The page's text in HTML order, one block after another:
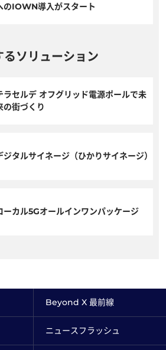
のIOWN導入がスタート
るソリューション
ラセルデ オフグリッド電源ポールで未
の街づくり
ジタルサイネージ（ひかりサイネージ）
ーカル5Gオールインワンパッケージ
Beyond X 最前線
ニュースフラッシュ